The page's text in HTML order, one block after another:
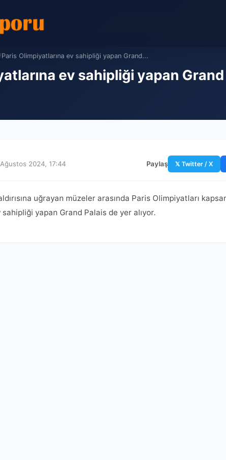
/Paris Olimpiyatlarına ev sahipliği yapan Grand...
ev sahipliği yapan
2024, 17:44 Paylaş 𝕏 Twitter / X
uğrayan müzeler arasında Paris Olimpiyatları
sahipliği yapan Grand Palais de yer alıyor.